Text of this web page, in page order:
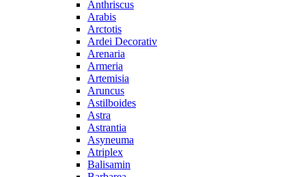
Anthriscus
Arabis
Arctotis
Ardei Decorativ
Arenaria
Armeria
Artemisia
Aruncus
Astilboides
Astra
Astrantia
Asyneuma
Atriplex
Balisamin